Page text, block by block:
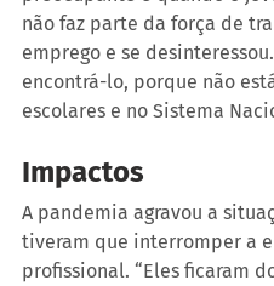
não faz parte da força de
emprego e se
encontrá-lo, porque não
escolares e no Sistema
Impactos
A pandemia agravou a
tiveram que interromper a
profissional. “Eles ficaram